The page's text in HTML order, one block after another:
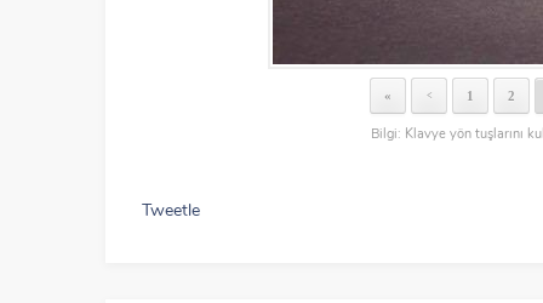
« < 1 2
Bilgi: Klavye yön tuşlarını
Tweetle